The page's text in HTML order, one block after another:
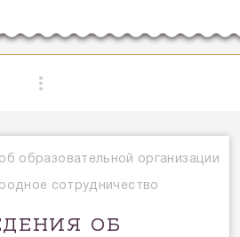
образовательной организации
сотрудничество
ОБ